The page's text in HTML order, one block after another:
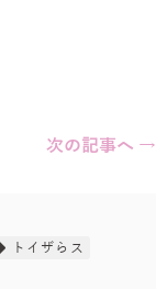
次の記事へ →
トイザらス